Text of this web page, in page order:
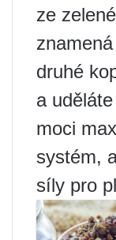
ze
druhé
a
moci
systém,
síly pro